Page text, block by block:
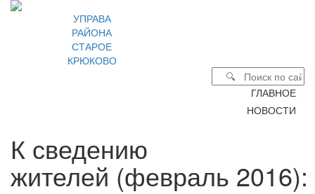
УПРАВА
РАЙОНА
СТАРОЕ
КРЮКОВО
ГЛАВНОЕ
НОВОСТИ
К сведению
жителей (февраль 2016):